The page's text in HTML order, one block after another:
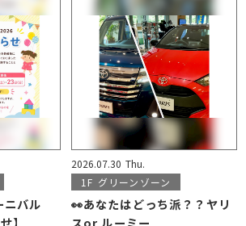
ニバル
】
2026.07.30 Thu.
1F グリーンゾーン
👀あなたはどっち派？？ヤリ
スor ルーミー